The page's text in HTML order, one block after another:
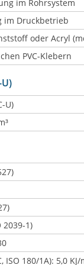
im Rohrsystem
im Druckbetrieb
oder Acryl
PVC-Klebern
U)
2039-1)
180/1A): 5,0 KJ/